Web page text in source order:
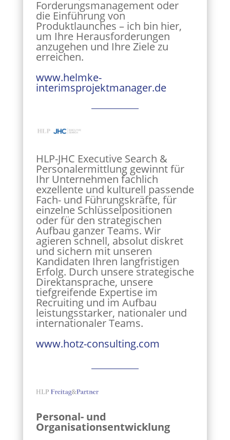
Forderungsmanagement oder
die Einführung von
Produktlaunches – ich bin hier,
um Ihre Herausforderungen
anzugehen und Ihre Ziele zu
erreichen.
www.helmke-
interimsprojektmanager.de
HLP-JHC Executive Search &
Personalermittlung gewinnt für
Ihr Unternehmen fachlich
exzellente und kulturell passende
Fach- und Führungskräfte, für
einzelne Schlüsselpositionen
oder für den strategischen
Aufbau ganzer Teams. Wir
agieren schnell, absolut diskret
und sichern mit unseren
Kandidaten Ihren langfristigen
Erfolg. Durch unsere strategische
Direktansprache, unsere
tiefgreifende Expertise im
Recruiting und im Aufbau
leistungsstarker, nationaler und
internationaler Teams.
www.hotz-consulting.com
Personal- und
Organisationsentwicklung